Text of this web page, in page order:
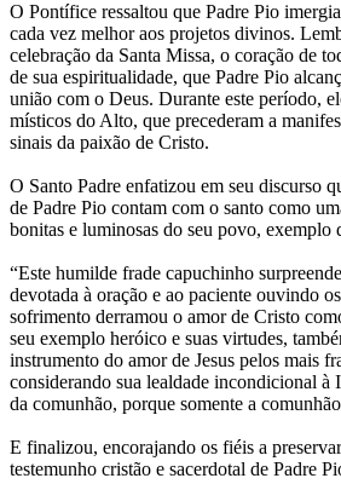
O Pontífice ressaltou que Padre Pio
cada vez melhor aos projetos divinos.
celebração da Santa Missa, o coração de
de sua espiritualidade, que Padre Pio
união com o Deus. Durante este período,
místicos do Alto, que precederam a
sinais da paixão de Cristo.
O Santo Padre enfatizou em seu discurso
de Padre Pio contam com o santo como
bonitas e luminosas do seu povo, exemplo
“Este humilde frade capuchinho
devotada à oração e ao paciente ouvindo
sofrimento derramou o amor de Cristo
seu exemplo heróico e suas virtudes,
instrumento do amor de Jesus pelos mais
considerando sua lealdade incondicional à
da comunhão, porque somente a
E finalizou, encorajando os fiéis a
testemunho cristão e sacerdotal de Padre